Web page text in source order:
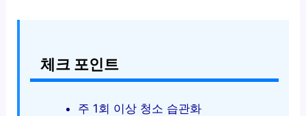
체크 포인트
주 1회 이상 청소 습관화